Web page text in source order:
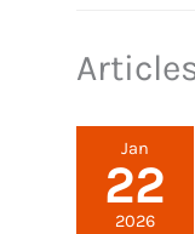
Jan
22
2026